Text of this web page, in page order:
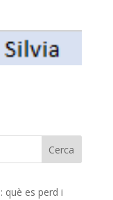
què es perd i